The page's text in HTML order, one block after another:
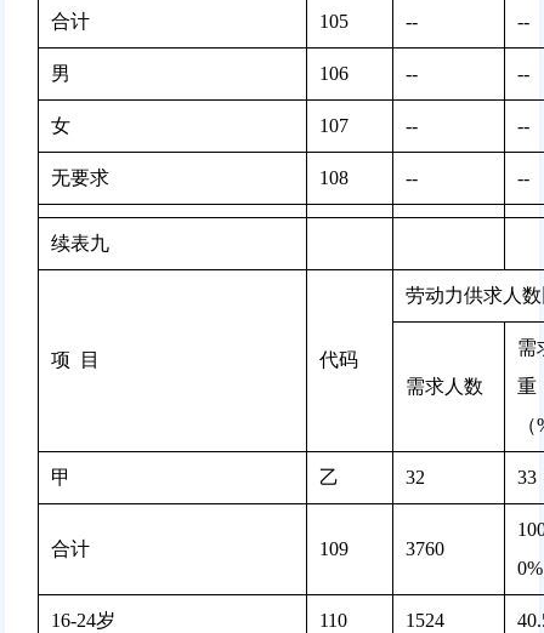
合计 105 -- --
男 106 -- --
女 107 -- --
无要求 108 -- --
续表九
项  目 代码
劳动力供求人
需求人数
需
重
甲 乙 32 33
合计 109 3760
0%
16-24岁 110 1524